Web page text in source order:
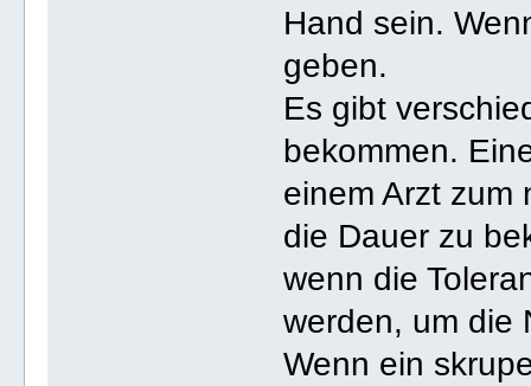
Hand sein.
geben.
Es gibt
bekommen.
einem Arzt zum
die Dauer zu
wenn die
werden, um die
Wenn ein